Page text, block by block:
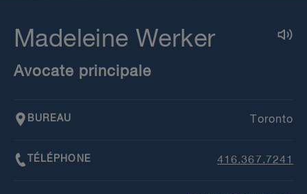
Madeleine Werker
Avocate principale
BUREAU Toronto
TÉLÉPHONE 416.367.7241​